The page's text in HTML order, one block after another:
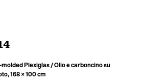
Plexiglas / Olio e carboncino su
168 × 100 cm